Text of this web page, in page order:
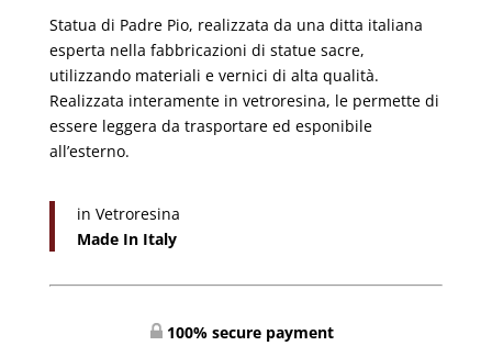
era:
€3.370,00.
è:
€2.834,99.
Statua di Padre Pio, realizzata da una ditta italiana
esperta nella fabbricazioni di statue sacre,
utilizzando materiali e vernici di alta qualità.
Realizzata interamente in vetroresina, le permette di
essere leggera da trasportare ed esponibile
all’esterno.
in Vetroresina
Made In Italy
100% secure payment